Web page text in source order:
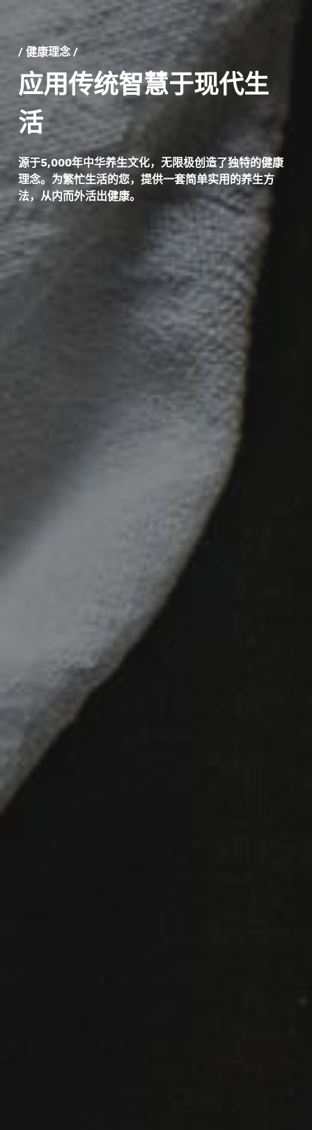
/ 健康理念 /
应用传统智慧于现代生
活
源于5,000年中华养生文化，无限极创造了独特的健康
理念。为繁忙生活的您，提供一套简单实用的养生方
法，从内而外活出健康。